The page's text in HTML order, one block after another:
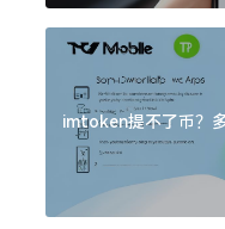
imtoken提不了币？